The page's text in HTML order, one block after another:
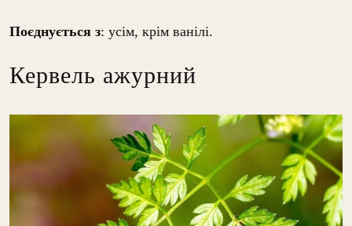
Поєднується з: усім, крім ванілі.
Кервель ажурний